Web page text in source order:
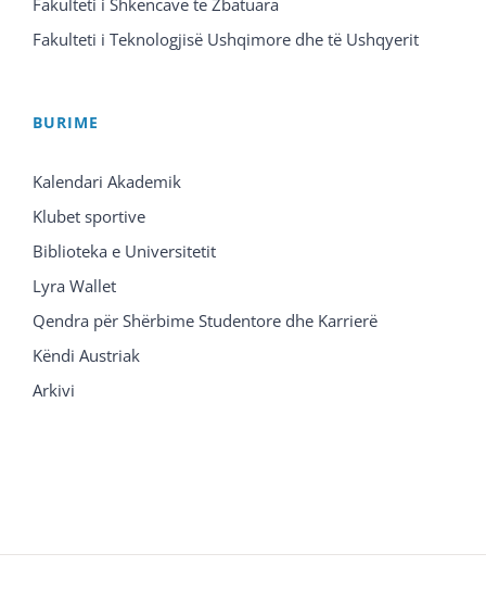
Fakulteti i Shkencave të Zbatuara
Fakulteti i Teknologjisë Ushqimore dhe të Ushqyerit
BURIME
Kalendari Akademik
Klubet sportive
Biblioteka e Universitetit
Lyra Wallet
Qendra për Shërbime Studentore dhe Karrierë
Këndi Austriak
Arkivi